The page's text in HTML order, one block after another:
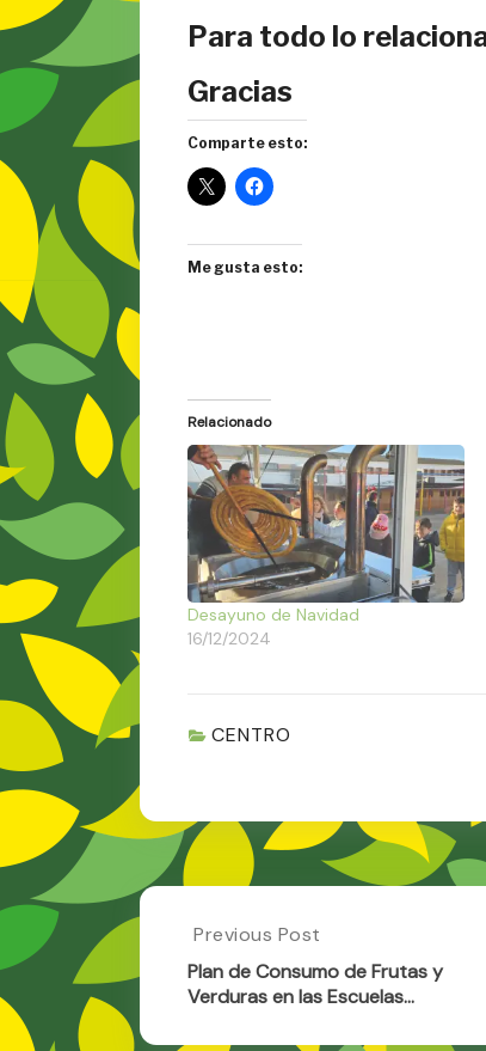
Para todo lo
Gracias
Comparte esto:
Me gusta esto:
Relacionado
Desayuno de Navidad
16/12/2024
CENTRO
Post
navigation
Previous
Post:
Plan
Consumo
Previous Post
Plan de Consumo de Frutas y
Verduras en las Escuelas…